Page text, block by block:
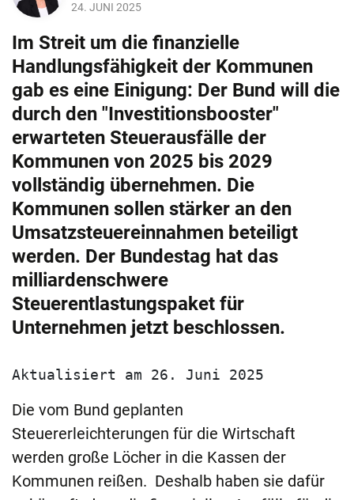
24. JUNI 2025
Im Streit um die finanzielle
Handlungsfähigkeit der Kommunen
gab es eine Einigung: Der Bund will die
durch den "Investitionsbooster"
erwarteten Steuerausfälle der
Kommunen von 2025 bis 2029
vollständig übernehmen. Die
Kommunen sollen stärker an den
Umsatzsteuereinnahmen beteiligt
werden. Der Bundestag hat das
milliardenschwere
Steuerentlastungspaket für
Unternehmen jetzt beschlossen.
Aktualisiert am 26. Juni 2025
Die vom Bund geplanten
Steuererleichterungen für die Wirtschaft
werden große Löcher in die Kassen der
Kommunen reißen. Deshalb haben sie dafür